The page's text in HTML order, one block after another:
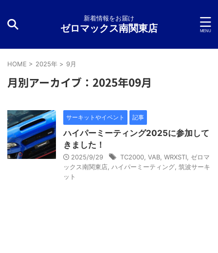
新着情報をお届け
ゼロマックス南関東店
HOME > 2025年 > 9月
月別アーカイブ：2025年09月
サーキットやイベント 記事
ハイパーミーティング2025に参加して
きました！
2025/9/29 TC2000 VAB WRXSTI ゼロマ
ックス南関東店 ハイパーミーティング 筑波サーキ
ット